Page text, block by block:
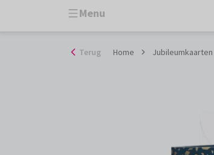
Menu
Terug Home Jubileumkaarten